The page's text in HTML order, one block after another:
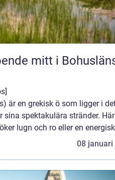
mitt i
är en grekisk ö som ligger i
sina spektakulära stränder. Här
lugn och ro eller en
08 januari